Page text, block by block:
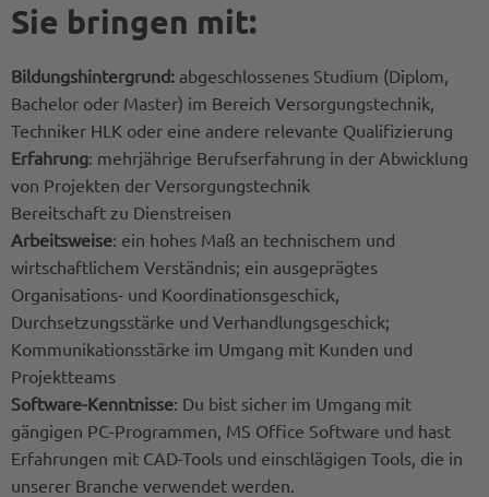
Sie bringen mit:
Bildungshintergrund: abgeschlossenes Studium (Diplom,
Bachelor oder Master) im Bereich Versorgungstechnik,
Techniker HLK oder eine andere relevante Qualifizierung
Erfahrung: mehrjährige Berufserfahrung in der Abwicklung
von Projekten der Versorgungstechnik
Bereitschaft zu Dienstreisen
Arbeitsweise: ein hohes Maß an technischem und
wirtschaftlichem Verständnis; ein ausgeprägtes
Organisations- und Koordinationsgeschick,
Durchsetzungsstärke und Verhandlungsgeschick;
Kommunikationsstärke im Umgang mit Kunden und
Projektteams
Software-Kenntnisse: Du bist sicher im Umgang mit
gängigen PC-Programmen, MS Office Software und hast
Erfahrungen mit CAD-Tools und einschlägigen Tools, die in
unserer Branche verwendet werden.